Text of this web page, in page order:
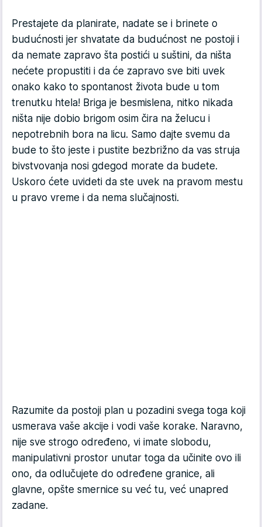
Prestajete da planirate, nadate se i brinete o
budućnosti jer shvatate da budućnost ne postoji i
da nemate zapravo šta postići u suštini, da ništa
nećete propustiti i da će zapravo sve biti uvek
onako kako to spontanost života bude u tom
trenutku htela! Briga je besmislena, nitko nikada
ništa nije dobio brigom osim čira na želucu i
nepotrebnih bora na licu. Samo dajte svemu da
bude to što jeste i pustite bezbrižno da vas struja
bivstvovanja nosi gdegod morate da budete.
Uskoro ćete uvideti da ste uvek na pravom mestu
u pravo vreme i da nema slučajnosti.
Razumite da postoji plan u pozadini svega toga koji
usmerava vaše akcije i vodi vaše korake. Naravno,
nije sve strogo određeno, vi imate slobodu,
manipulativni prostor unutar toga da učinite ovo ili
ono, da odlučujete do određene granice, ali
glavne, opšte smernice su već tu, već unapred
zadane.